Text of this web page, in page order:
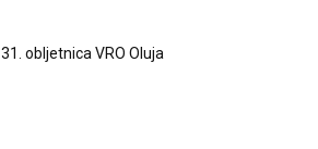
31. obljetnica VRO Oluja